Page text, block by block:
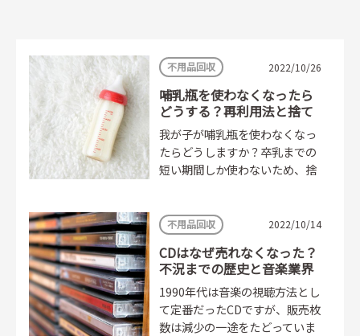
不用品回収 2022/10/26
哺乳瓶を使わなくなったら
どうする？再利用法と捨て
ない処分方法
我が子が哺乳瓶を使わなくなっ
たらどうしますか？卒乳までの
短い期間しか使わないため、捨
譲りづらいものですよね。...
不用品回収 2022/10/14
CDはなぜ売れなくなった？
不況までの歴史と音楽業界
の今後
1990年代は音楽の視聴方法とし
て定番だったCDですが、販売枚
数は減少の一途をたどっていま